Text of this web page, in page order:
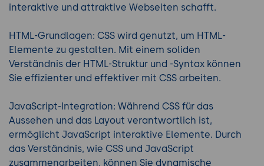
interaktive und attraktive Webseiten schafft.
HTML-Grundlagen: CSS wird genutzt, um HTML-
Elemente zu gestalten. Mit einem soliden
Verständnis der HTML-Struktur und -Syntax können
Sie effizienter und effektiver mit CSS arbeiten.
JavaScript-Integration: Während CSS für das
Aussehen und das Layout verantwortlich ist,
ermöglicht JavaScript interaktive Elemente. Durch
das Verständnis, wie CSS und JavaScript
zusammenarbeiten, können Sie dynamische